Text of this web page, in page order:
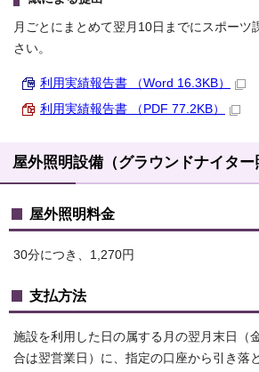
月ごとにまとめて翌月10日までにスポーツ
さい。
利用実績報告書 （Word 16.3KB）
利用実績報告書 （PDF 77.2KB）
屋外照明設備（グラウンドナイター
屋外照明料金
30分につき、1,270円
支払方法
施設を利用した日の属する月の翌月末日（
合は翌営業日）に、指定の口座から引き落